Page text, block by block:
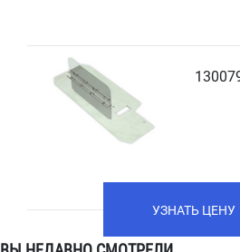
УЗНАТЬ ЦЕНУ